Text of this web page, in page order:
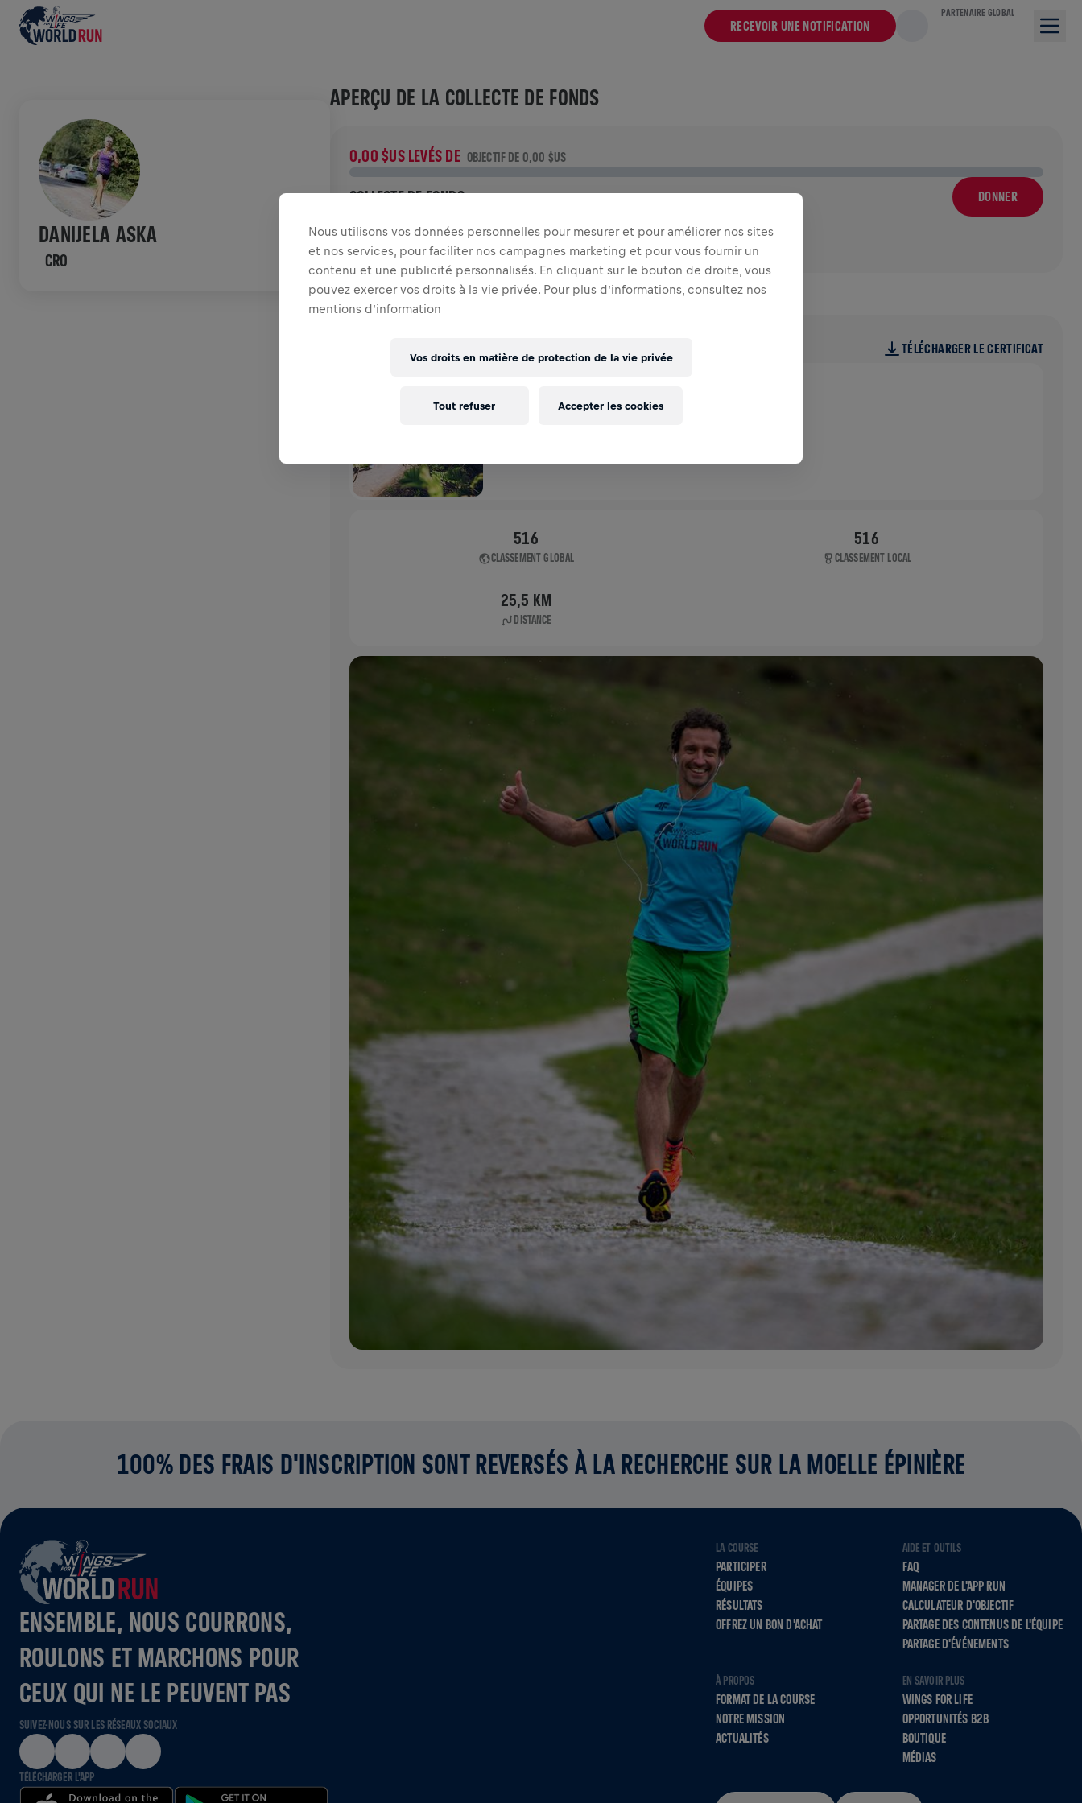
RECEVOIR UNE NOTIFICATION
PARTENAIRE GLOBAL
DANIJELA ASKA
CRO
APERÇU DE LA COLLECTE DE FONDS
0,00 $US LEVÉS DE OBJECTIF DE 0,00 $US
COLLECTE DE FONDS DONNER
Faites un don pour faire la différence ! 100% de l'argent
collecté est destiné à la recherche sur la moelle épinière.
HISTOIRE
WINGS FOR LIFE WORLD RUN TÉLÉCHARGER LE CERTIFICAT
APP RUN
516
CLASSEMENT GLOBAL
516
CLASSEMENT LOCAL
25,5 KM
DISTANCE
100% DES FRAIS D'INSCRIPTION SONT REVERSÉS À LA RECHERCHE SUR LA MOELLE ÉPINIÈRE
ENSEMBLE, NOUS COURRONS,
ROULONS ET MARCHONS POUR
CEUX QUI NE LE PEUVENT PAS
SUIVEZ-NOUS SUR LES RÉSEAUX SOCIAUX
TÉLÉCHARGER L'APP
LA COURSE
PARTICIPER
ÉQUIPES
RÉSULTATS
OFFREZ UN BON D'ACHAT
AIDE ET OUTILS
FAQ
MANAGER DE L'APP RUN
CALCULATEUR D'OBJECTIF
PARTAGE DES CONTENUS DE L'ÉQUIPE
PARTAGE D'ÉVÉNEMENTS
À PROPOS
FORMAT DE LA COURSE
NOTRE MISSION
ACTUALITÉS
EN SAVOIR PLUS
WINGS FOR LIFE
OPPORTUNITÉS B2B
BOUTIQUE
MÉDIAS
Nous utilisons vos données personnelles pour mesurer et pour améliorer nos sites
et nos services, pour faciliter nos campagnes marketing et pour vous fournir un
contenu et une publicité personnalisés. En cliquant sur le bouton de droite, vous
pouvez exercer vos droits à la vie privée. Pour plus d’informations, consultez nos
mentions d’information
Vos droits en matière de protection de la vie privée
Tout refuser Accepter les cookies